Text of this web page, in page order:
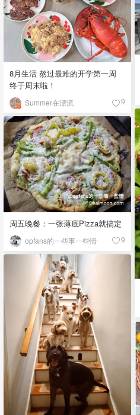
8月生活 熬过最难的开学第一周
终于周末啦！
Summer在漂流 9
周五晚餐：一张薄底Pizza就搞定
opfans的一些事一些情 9